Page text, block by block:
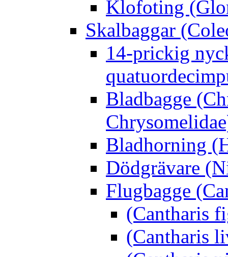
Klofoting
Skalbaggar
14-prickig
Bladbagge
Bladhorning
Dödgrävare
Flugbagge
(Cantharis
(Cantharis